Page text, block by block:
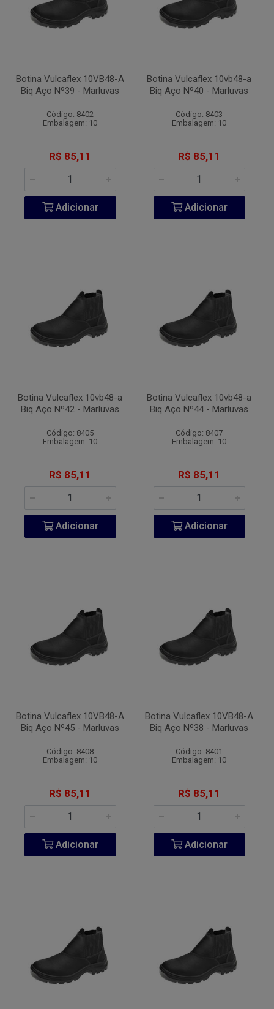
Botina Vulcaflex 10VB48-A
Biq Aço Nº39 - Marluvas
Código: 8402
Embalagem: 10
R$ 85,11
Adicionar
Botina Vulcaflex 10vb48-a
Biq Aço Nº40 - Marluvas
Código: 8403
Embalagem: 10
R$ 85,11
Adicionar
Botina Vulcaflex 10vb48-a
Biq Aço Nº42 - Marluvas
Código: 8405
Embalagem: 10
R$ 85,11
Adicionar
Botina Vulcaflex 10vb48-a
Biq Aço Nº44 - Marluvas
Código: 8407
Embalagem: 10
R$ 85,11
Adicionar
Botina Vulcaflex 10VB48-A
Biq Aço Nº45 - Marluvas
Código: 8408
Embalagem: 10
R$ 85,11
Adicionar
Botina Vulcaflex 10VB48-A
Biq Aço Nº38 - Marluvas
Código: 8401
Embalagem: 10
R$ 85,11
Adicionar